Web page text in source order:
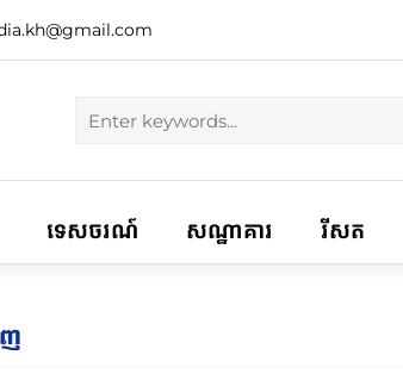
ទេសចរណ៍ សណ្ឋាគារ រីសត
ញ